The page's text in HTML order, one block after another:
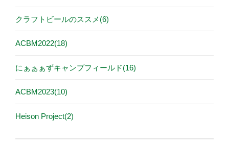
クラフトビールのススメ(6)
ACBM2022(18)
にぁぁぁずキャンプフィールド(16)
ACBM2023(10)
Heison Project(2)